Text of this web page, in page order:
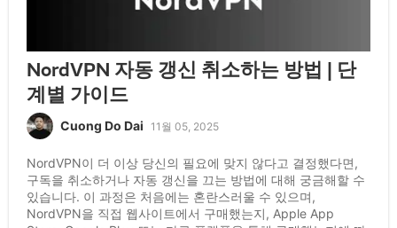
NordVPN 자동 갱신 취소하는 방법 | 단
계별 가이드
Cuong Do Dai 11월 05, 2025
NordVPN이 더 이상 당신의 필요에 맞지 않다고 결정했다면,
구독을 취소하거나 자동 갱신을 끄는 방법에 대해 궁금해할 수
있습니다. 이 과정은 처음에는 혼란스러울 수 있으며,
NordVPN을 직접 웹사이트에서 구매했는지, Apple App